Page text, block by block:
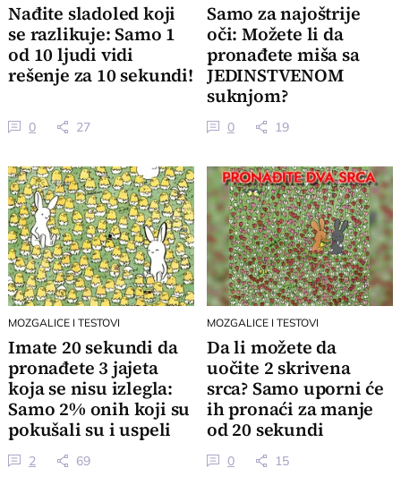
Nađite sladoled koji
se razlikuje: Samo 1
od 10 ljudi vidi
rešenje za 10 sekundi!
0 27
Samo za najoštrije
oči: Možete li da
pronađete miša sa
JEDINSTVENOM
suknjom?
0 19
MOZGALICE I TESTOVI
Imate 20 sekundi da
pronađete 3 jajeta
koja se nisu izlegla:
Samo 2% onih koji su
pokušali su i uspeli
2 69
MOZGALICE I TESTOVI
Da li možete da
uočite 2 skrivena
srca? Samo uporni će
ih pronaći za manje
od 20 sekundi
0 15